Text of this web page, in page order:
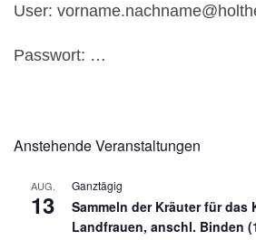
User:
Passwort: …
Anstehende Veranstaltungen
AUG.
13
Ganztägig
Sammeln der Kräuter für das
Landfrauen, anschl. Binden